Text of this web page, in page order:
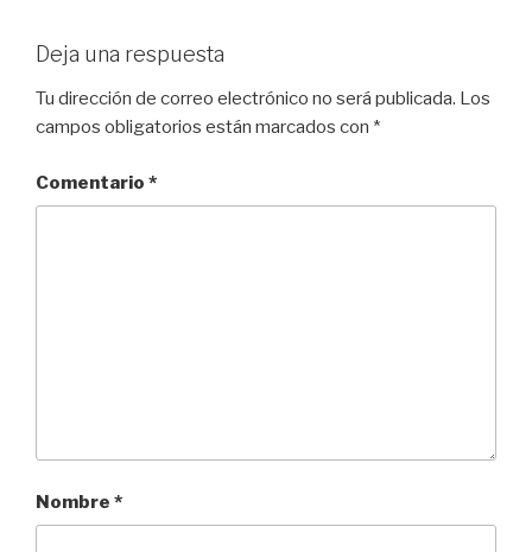
Deja una respuesta
Tu dirección de correo electrónico no será publicada. Los
campos obligatorios están marcados con *
Comentario *
Nombre *